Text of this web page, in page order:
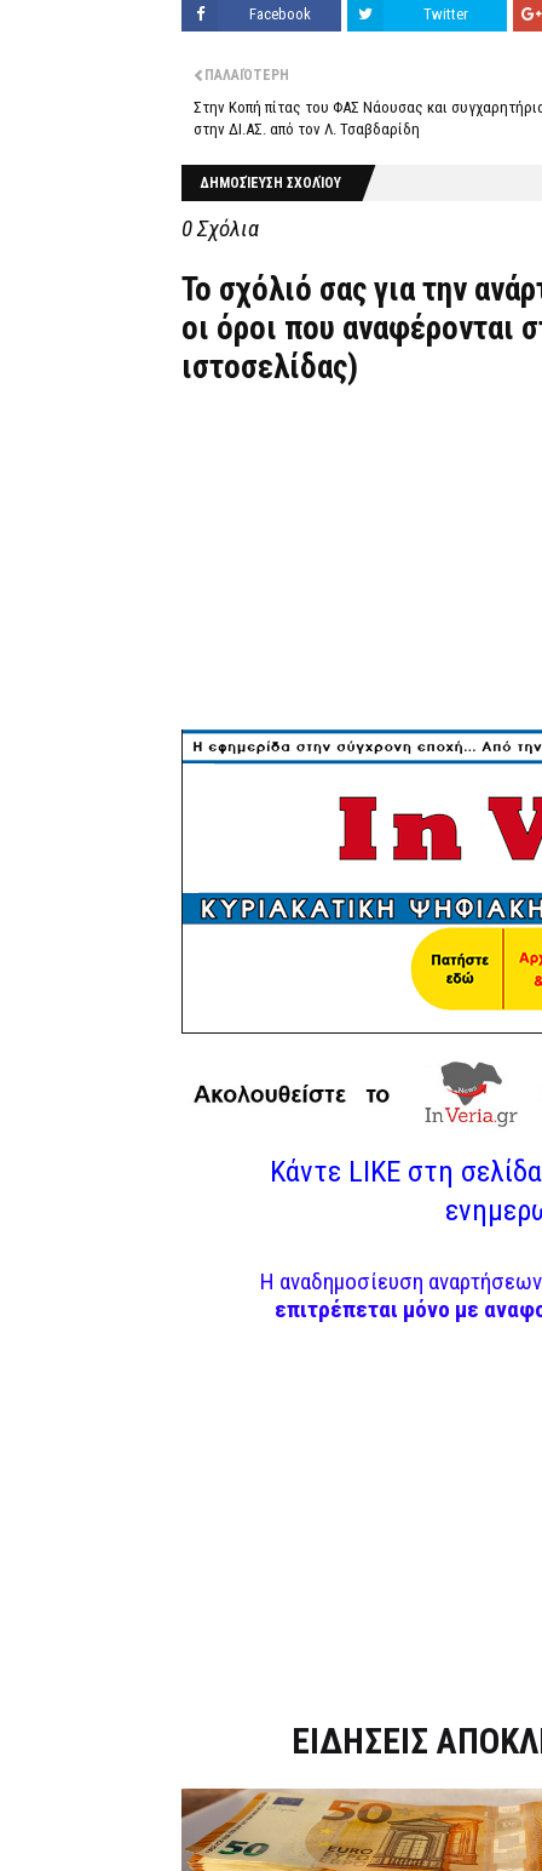
Facebook Twitter
ΠΑΛΑΙΌΤΕΡΗ
Στην Κοπή πίτας του ΦΑΣ Νάουσας και
στην ΔΙ.ΑΣ. από τον Λ. Τσαβδαρίδη
ΔΗΜΟΣΊΕΥΣΗ ΣΧΟΛΊΟΥ
0 Σχόλια
Το σχόλιό σας για την
οι όροι που αναφέρονται
ιστοσελίδας)
Κάντε LIKE στη
Η αναδημοσίευση
επιτρέπεται μόνο με
ΕΙΔΗΣΕΙΣ